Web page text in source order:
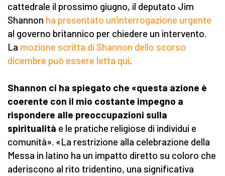
cattedrale il prossimo giugno, il deputato Jim
Shannon ha presentato un'interrogazione urgente
al governo britannico per chiedere un intervento.
La mozione scritta di Shannon dello scorso
dicembre può essere letta qui.
Shannon ci ha spiegato che «questa azione è
coerente con il mio costante impegno a
rispondere alle preoccupazioni sulla
spiritualità e le pratiche religiose di individui e
comunità». «La restrizione alla celebrazione della
Messa in latino ha un impatto diretto su coloro che
aderiscono al rito tridentino, una significativa